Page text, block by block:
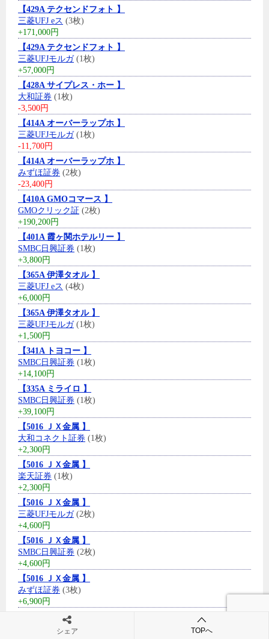
【429A テクセンドフォト 】
三菱UFJ eス (3枚)
+171,000円
【429A テクセンドフォト 】
三菱UFJモルガ(1枚)
+57,000円
【428A サイプレス・ホー 】
大和証券 (1枚)
-3,500円
【414A オーバーラップホ 】
三菱UFJモルガ(1枚)
-11,700円
【414A オーバーラップホ 】
みずほ証券 (2枚)
-23,400円
【410A GMOコマース 】
GMOクリック証 (2枚)
+190,200円
【401A 霞ヶ関ホテルリー 】
SMBC日興証券 (1枚)
+3,800円
【365A 伊澤タオル 】
三菱UFJ eス (4枚)
+6,000円
【365A 伊澤タオル 】
三菱UFJモルガ(1枚)
+1,500円
【341A トヨコー 】
SMBC日興証券 (1枚)
+14,100円
【335A ミライロ 】
SMBC日興証券 (1枚)
+39,100円
【5016 ＪＸ金属 】
大和コネクト証券 (1枚)
+2,300円
【5016 ＪＸ金属 】
楽天証券 (1枚)
+2,300円
【5016 ＪＸ金属 】
三菱UFJモルガ(2枚)
+4,600円
【5016 ＪＸ金属 】
SMBC日興証券 (2枚)
+4,600円
【5016 ＪＸ金属 】
みずほ証券 (3枚)
+6,900円
【323A フライヤー 】
みずほ証券 (2枚)
シェア TOPへ